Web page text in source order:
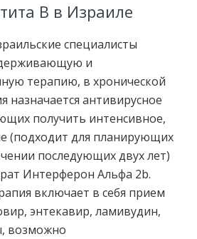
В в Израиле
специалисты
и
терапию, в хронической
назначается антивирусное
получить интенсивное,
(подходит для планирующих
последующих двух лет)
Интерферон Альфа 2b.
включает в себя прием
энтекавир, ламивудин,
возможно